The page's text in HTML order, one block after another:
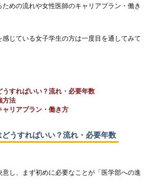
めの流れや女性医師のキャリアプラン・働き
じている女子学生の方は一度目を通してみて
すればいい？流れ・必要年数
方法
ャリアプラン・働き方
うすればいい？流れ・必要年数
意し、まず初めに必要なことが「医学部への進